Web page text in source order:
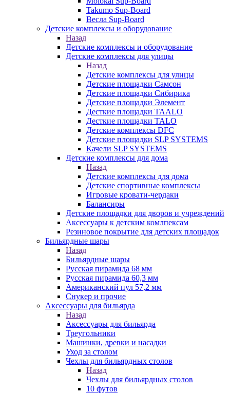
Takumo Sup-Board
Весла Sup-Board
Детские комплексы и оборудование
Назад
Детские комплексы и оборудование
Детские комплексы для улицы
Назад
Детские комплексы для улицы
Детские площадки Самсон
Детские площадки Сибирика
Детские площадки Элемент
Десткие площадки TAALO
Десткие площадки TALO
Детские комплексы DFC
Детские площадки SLP SYSTEMS
Качели SLP SYSTEMS
Детские комплексы для дома
Назад
Детские комплексы для дома
Детские спортивные комплексы
Игровые кровати-чердаки
Балансиры
Детские площадки для дворов и учреждений
Аксессуары к детским комлпексам
Резиновое покрытие для детских площадок
Бильярдные шары
Назад
Бильярдные шары
Русская пирамида 68 мм
Русская пирамида 60,3 мм
Американский пул 57,2 мм
Снукер и прочие
Аксессуары для бильярда
Назад
Аксессуары для бильярда
Треугольники
Машинки, древки и насадки
Уход за столом
Чехлы для бильярдных столов
Назад
Чехлы для бильярдных столов
10 футов